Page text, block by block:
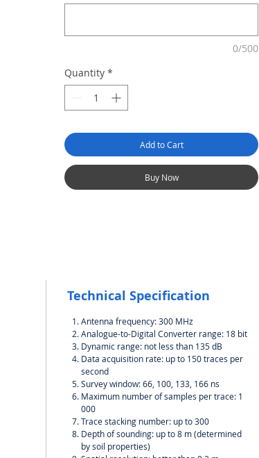
0/500
Quantity *
Add to Cart
Buy Now
Technical Specification
Antenna frequency: 300 MHz
Analogue-to-Digital Converter range: 18 bit
Dynamic range: not less than 135 dB
Data acquisition rate: up to 150 traces per
second
Survey window: 66, 100, 133, 166 ns
Maximum number of samples per trace: 1
000
Trace stacking number: up to 300
Depth of sounding: up to 8 m (determined
by soil properties)